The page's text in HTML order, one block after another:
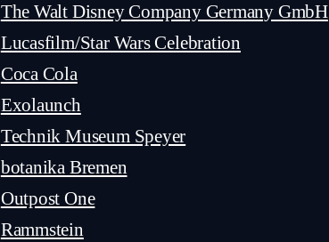
The Walt Disney Company Germany GmbH
Lucasfilm/Star Wars Celebration
Coca Cola
Exolaunch
Technik Museum Speyer
botanika Bremen
Outpost One
Rammstein